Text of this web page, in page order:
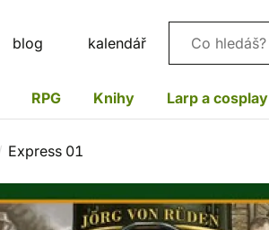
blog kalendář Vyhledávání
RPG Knihy Larp a cosplay
Express 01